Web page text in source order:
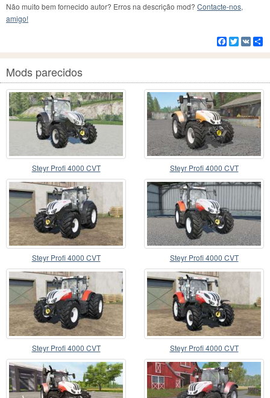
Não muito bem fornecido autor? Erros na descrição mod? Contacte-nos,
amigo!
Facebook
Twitter
VK
Mods parecidos
Steyr Profi 4000 CVT Steyr Profi 4000 CVT
Steyr Profi 4000 CVT Steyr Profi 4000 CVT
Steyr Profi 4000 CVT Steyr Profi 4000 CVT